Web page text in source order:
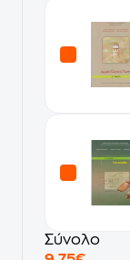
Σύνολο